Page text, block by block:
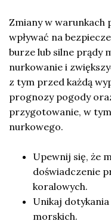
Zmiany w warunkach
wpływać na
burze lub silne prądy
nurkowanie i
z tym przed każdą
prognozy pogody
przygotowanie, w
nurkowego.
Upewnij się, że
doświadczenie
koralowych.
Unikaj
morskich.